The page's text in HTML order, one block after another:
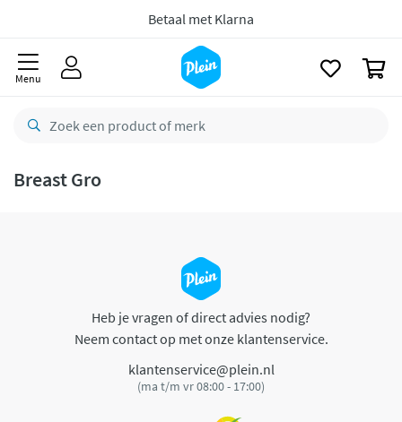
Betaal met Klarna
Menu
Breast Gro
Heb je vragen of direct advies nodig?
Neem contact op met onze klantenservice.
klantenservice@plein.nl
(ma t/m vr 08:00 - 17:00)